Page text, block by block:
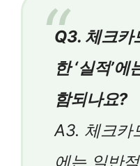
Q3. 체크카
한 ‘실적’
함되나요?
A3. 체크카
에는 일반